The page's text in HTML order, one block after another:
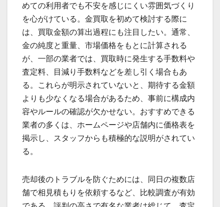
めての利用者でも不安を感じにくい雰囲気づくり
を心がけている。金買取を初めて検討する際に
は、買取金額の算出過程にも注目したい。通常、
金の純度と重量、市場価格をもとに計算される
が、一部の業者では、買取時に発生する手数料や
査定料、目減り手数料などを差し引く場合もあ
る。これらが明示されていないと、期待する金額
よりも少なくなる場合があるため、事前に構成内
容やルールの確認が欠かせない。おすすめできる
業者の多くは、ホームページや店舗内に価格表を
掲示し、スタッフからも積極的な説明がされてい
る。
売却後のトラブルを防ぐためには、同日の複数店
舗で相見積もりを依頼するなど、比較調査が有効